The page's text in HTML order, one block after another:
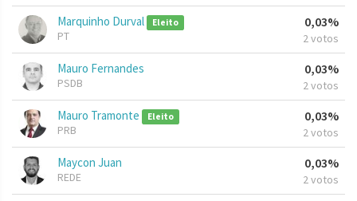
Marquinho Durval Eleito
PT
0,03%
2 votos
Mauro Fernandes
PSDB
0,03%
2 votos
Mauro Tramonte Eleito
PRB
0,03%
2 votos
Maycon Juan
REDE
0,03%
2 votos